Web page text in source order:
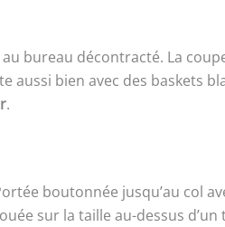
bureau décontracté. La
bien avec des baskets
.
boutonnée jusqu’au col
sur la taille au-dessus d’un